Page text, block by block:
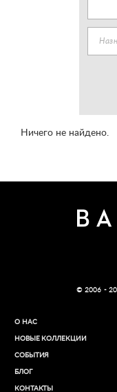
Ничего не найдено.
© 2006 -
О НАС
НОВЫЕ КОЛЛЕКЦИИ
СОБЫТИЯ
БЛОГ
КОНТАКТЫ